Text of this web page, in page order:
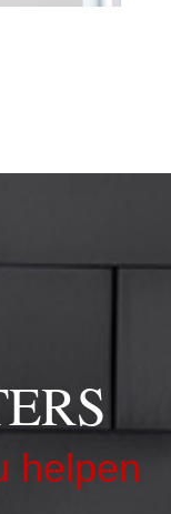
helpen